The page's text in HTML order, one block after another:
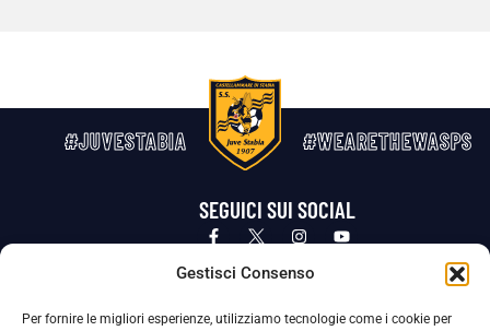
Gestisci Consenso
Per fornire le migliori esperienze, utilizziamo tecnologie come i cookie per
#JUVESTABIA #WEARETHEWASPS
SEGUICI SUI SOCIAL
Privacy Policy Cookie Policy
La Società ha nominato il Responsabile della Protezione dei Dati Personali (DPO), figura specializzata che vigila sulle modalità